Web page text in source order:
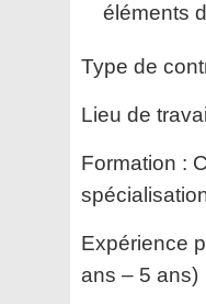
éléments
Type de
Lieu de
Formation :
Expérience
ans – 5 ans)